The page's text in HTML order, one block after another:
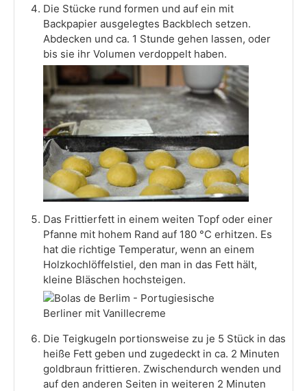
Die Stücke rund formen und auf ein mit
Backpapier ausgelegtes Backblech setzen.
Abdecken und ca. 1 Stunde gehen lassen, oder
bis sie ihr Volumen verdoppelt haben.
Das Frittierfett in einem weiten Topf oder einer
Pfanne mit hohem Rand auf 180 °C erhitzen. Es
hat die richtige Temperatur, wenn an einem
Holzkochlöffelstiel, den man in das Fett hält,
kleine Bläschen hochsteigen.
Die Teigkugeln portionsweise zu je 5 Stück in das
heiße Fett geben und zugedeckt in ca. 2 Minuten
goldbraun frittieren. Zwischendurch wenden und
auf den anderen Seiten in weiteren 2 Minuten